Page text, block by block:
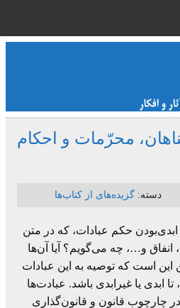
محرّمات و احکام
دسته: گزیده‌های از کتاب‌ها
ابدی‌بودن حکم عبادات، که در متن
‏انفاق و…، چه می‌گویم؟ آیا آن‌ها
است که توصیه به این ‏عبادات
ابدی یا غیرابدی باشد. عبادت‌ها
چارچوب قانون و قانون‌گذاری